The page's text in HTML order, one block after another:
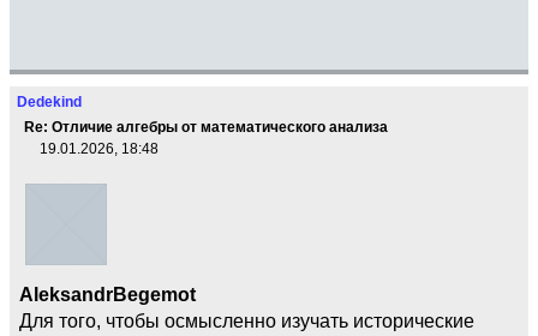
Dedekind
Re: Отличие алгебры от математического анализа
19.01.2026, 18:48
AleksandrBegemot
Для того, чтобы осмысленно изучать исторические